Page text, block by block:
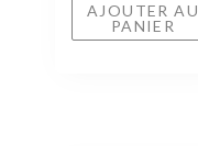
AJOUTER AU
PANIER